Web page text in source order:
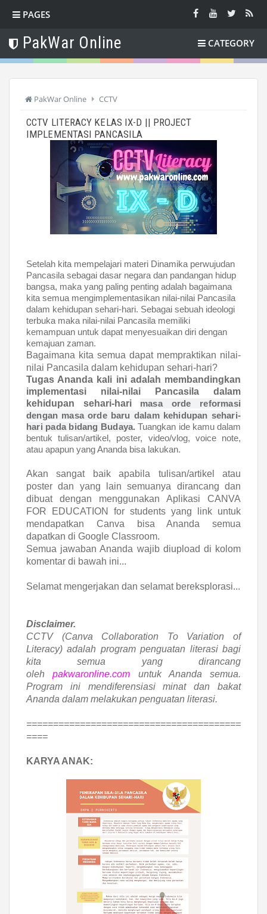
PAGES
PakWar Online CATEGORY
PakWar Online CCTV
CCTV LITERACY KELAS IX-D || PROJECT
IMPLEMENTASI PANCASILA
Setelah kita mempelajari materi Dinamika perwujudan
Pancasila sebagai dasar negara dan pandangan hidup
bangsa, maka yang paling penting adalah bagaimana
kita semua mengimplementasikan nilai-nilai Pancasila
dalam kehidupan sehari-hari. Sebagai sebuah ideologi
terbuka maka nilai-nilai Pancasila memiliki
kemampuan untuk dapat menyesuaikan diri dengan
kemajuan zaman.
Bagaimana kita semua dapat mempraktikan nilai-
nilai Pancasila dalam kehidupan sehari-hari?
Tugas Ananda kali ini adalah membandingkan
implementasi nilai-nilai Pancasila dalam
kehidupan sehari-hari masa orde reformasi
dengan masa orde baru dalam kehidupan sehari-
hari pada bidang Budaya. Tuangkan ide kamu dalam
bentuk tulisan/artikel, poster, video/vlog, voice note,
atau apapun yang Ananda bisa lakukan.
Akan sangat baik apabila tulisan/artikel atau
poster dan yang lain semuanya dirancang dan
dibuat dengan menggunakan Aplikasi CANVA
FOR EDUCATION for students yang link untuk
mendapatkan Canva bisa Ananda semua
dapatkan di Google Classroom.
Semua jawaban Ananda wajib diupload di kolom
komentar di bawah ini...
Selamat mengerjakan dan selamat bereksplorasi...
Disclaimer.
CCTV (Canva Collaboration To Variation of
Literacy) adalah program penguatan literasi bagi
kita semua yang dirancang
olehpakwaronline.com untuk Ananda semua.
Program ini mendiferensiasi minat dan bakat
Ananda dalam melakukan penguatan literasi.
========================================
====
KARYA ANAK: